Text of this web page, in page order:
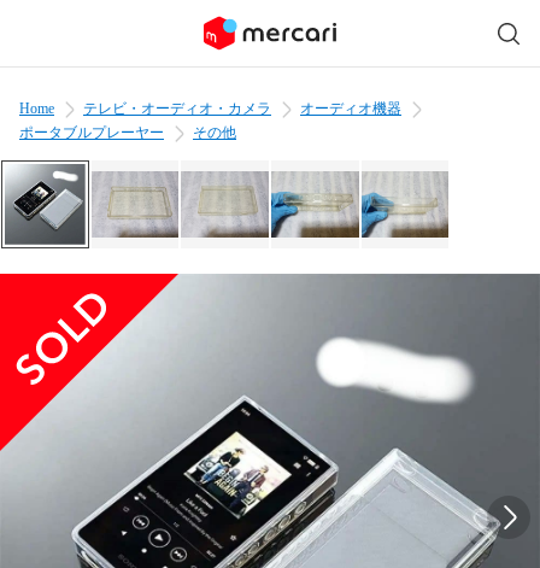
Home テレビ・オーディオ・カメラ
オーディオ機器
ポータブルプレーヤー
その他